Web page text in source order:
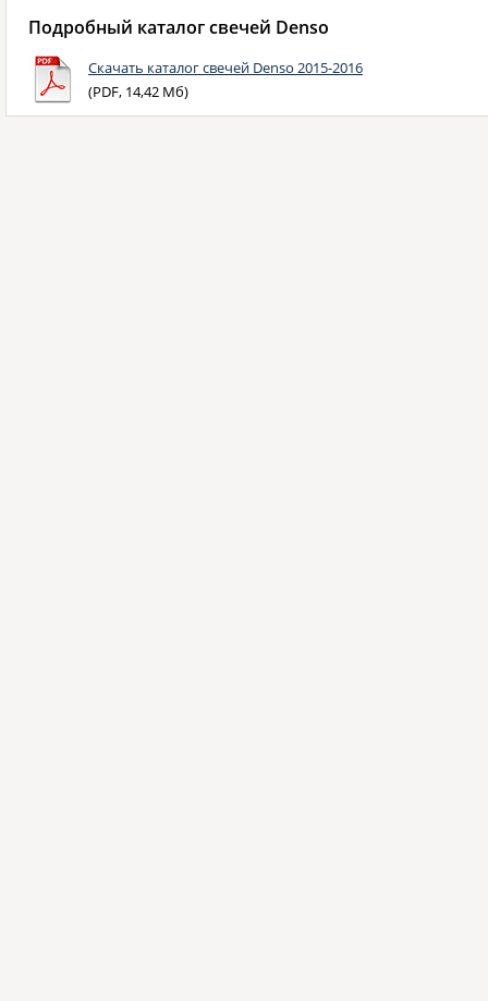
Подробный каталог свечей Denso
Скачать каталог свечей Denso 2015-2016
(PDF, 14,42 Мб)